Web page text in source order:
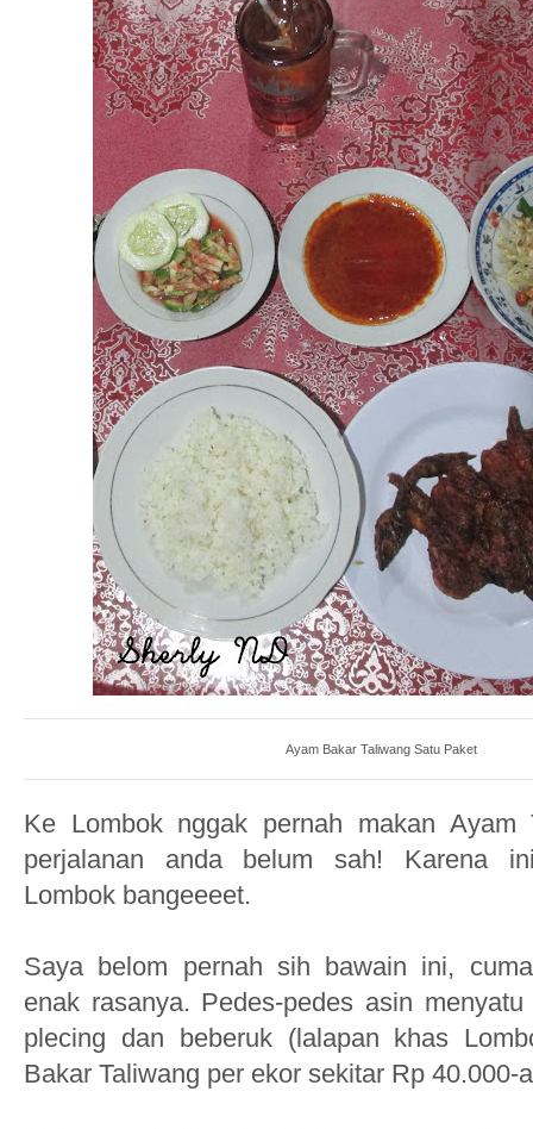
Ayam Bakar Taliwang Satu Paket
Ke Lombok nggak pernah makan Ayam
perjalanan anda belum sah! Karena
Lombok bangeeeet.
Saya belom pernah sih bawain ini,
enak rasanya. Pedes-pedes asin
plecing dan beberuk (lalapan khas
Bakar Taliwang per ekor sekitar Rp 40.000-